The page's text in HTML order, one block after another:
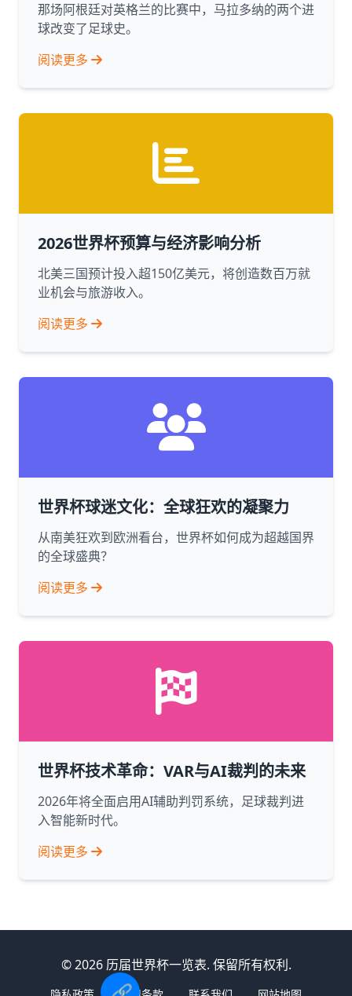
那场阿根廷对英格兰的比赛中，马拉多纳的两个进
球改变了足球史。
阅读更多
2026世界杯预算与经济影响分析
北美三国预计投入超150亿美元，将创造数百万就
业机会与旅游收入。
阅读更多
世界杯球迷文化：全球狂欢的凝聚力
从南美狂欢到欧洲看台，世界杯如何成为超越国界
的全球盛典？
阅读更多
世界杯技术革命：VAR与AI裁判的未来
2026年将全面启用AI辅助判罚系统，足球裁判进
入智能新时代。
阅读更多
© 2026 历届世界杯一览表. 保留所有权利.
🔗